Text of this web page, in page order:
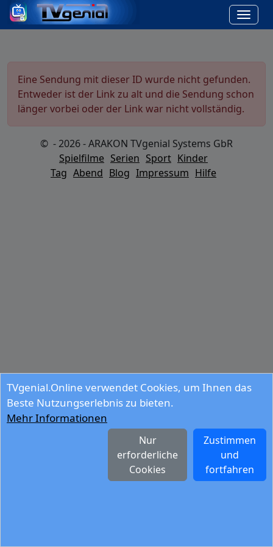
TVgenial.Online verwendet Cookies, um Ihnen das
Beste Nutzungserlebnis zu bieten.
Mehr Informationen
Zustimmen
und
fortfahren
Nur
erforderliche
Cookies
Eine Sendung mit dieser ID wurde nicht gefunden.
Entweder ist der Link zu alt und die Sendung schon
länger vorbei oder der Link war nicht vollständig.
© - 2026 - ARAKON TVgenial Systems GbR
Spielfilme Serien Sport Kinder
Tag Abend Blog Impressum Hilfe